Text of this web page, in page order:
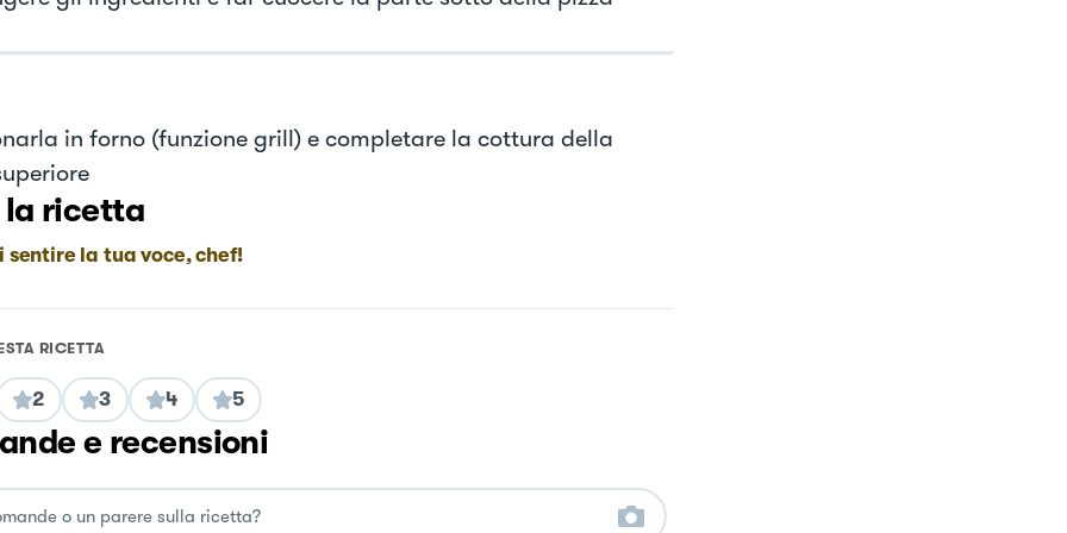
in forno (funzione grill) e completare la cottura della
la ricetta
sentire la tua voce, chef!
RICETTA
2 3 4 5
e recensioni